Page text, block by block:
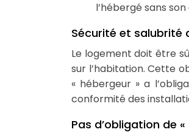
l’hébergé sans
Sécurité et salubrité
Le logement doit être
sur l’habitation. Cette
« hébergeur » a
conformité des
Pas d’obligation de «